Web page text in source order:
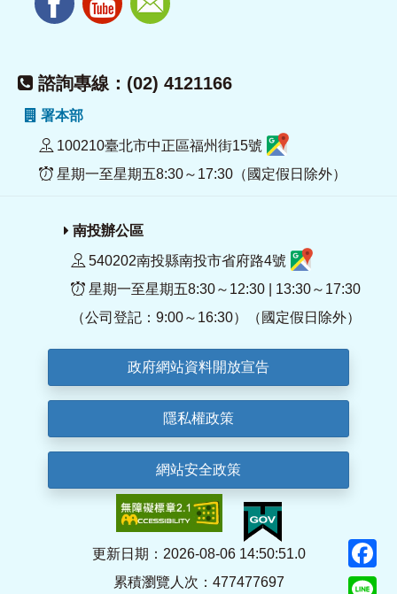
諮詢專線：(02) 4121166
署本部
100210臺北市中正區福州街15號
星期一至星期五8:30～17:30（國定假日除外）
南投辦公區
540202南投縣南投市省府路4號
星期一至星期五8:30～12:30 | 13:30～17:30
（公司登記：9:00～16:30）（國定假日除外）
政府網站資料開放宣告
隱私權政策
網站安全政策
更新日期：2026-08-06 14:50:51.0
累積瀏覽人次：477477697